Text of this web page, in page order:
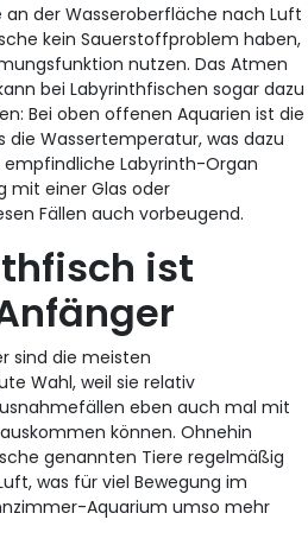
an der Wasseroberfläche nach Luft
kein Sauerstoffproblem haben,
nutzen. Das Atmen
bei Labyrinthfischen sogar dazu
Bei oben offenen Aquarien ist die
die Wassertemperatur, was dazu
empfindliche Labyrinth-Organ
mit einer Glas oder
Fällen auch vorbeugend.
ist
sind die meisten
Wahl, weil sie relativ
eben auch mal mit
können. Ohnehin
genannten Tiere regelmäßig
was für viel Bewegung im
Aquarium umso mehr